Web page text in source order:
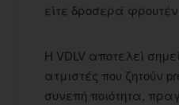
είτε δροσερά
Η VDLV αποτελεί
ατμιστές που ζητούν
συνεπή ποιότητα,